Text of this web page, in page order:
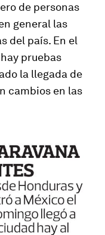
de personas
general las
del país. En el
pruebas
la llegada de
cambios en las